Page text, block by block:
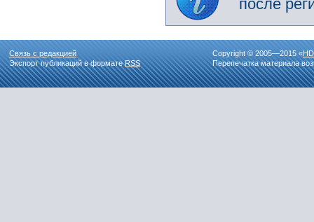
после
Связь с редакцией
Экспорт публикаций в форматеRSS
Copyright © 2005—2015 «
Перепечатка материала